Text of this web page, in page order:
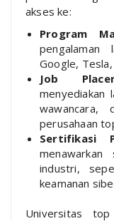
akses ke:
Program
pengalaman
Google,
Job
menyediakan
wawancara,
perusahaan
Sertifikasi
industri,
keamanan
Universitas